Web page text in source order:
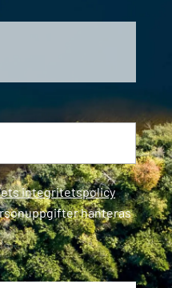
integritetspolicy
hanteras